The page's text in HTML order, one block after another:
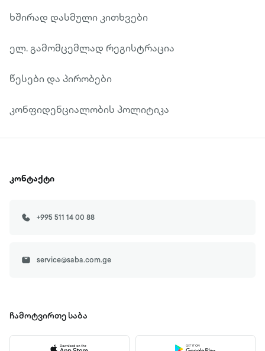
ხშირად დასმული კითხვები
ელ. გამომცემლად რეგისტრაცია
წესები და პირობები
კონფიდენციალობის პოლიტიკა
კონტაქტი
+995 511 14 00 88
service@saba.com.ge
ჩამოტვირთე საბა